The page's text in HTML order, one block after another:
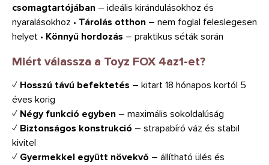
csomagtartójában – ideális kirándulásokhoz és
nyaralásokhoz • Tárolás otthon – nem foglal feleslegesen
helyet • Könnyű hordozás – praktikus séták során
Miért válassza a Toyz FOX 4az1-et?
✓ Hosszú távú befektetés – kitart 18 hónapos kortól 5
éves korig
✓ Négy funkció egyben – maximális sokoldalúság
✓ Biztonságos konstrukció – strapabíró váz és stabil
kivitel
✓ Gyermekkel együtt növekvő – állítható ülés és